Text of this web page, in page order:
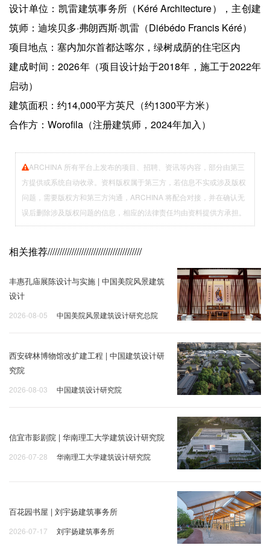
设计单位：凯雷建筑事务所（Kéré Architecture），主创建
筑师：迪埃贝多·弗朗西斯·凯雷（Diébédo Francis Kéré）
项目地点：塞内加尔首都达喀尔，绿树成荫的住宅区内
建成时间：2026年（项目设计始于2018年，施工于2022年
启动）
建筑面积：约14,000平方英尺（约1300平方米）
合作方：Worofila（注册建筑师，2024年加入）
ARCHINA 所有平台上发布的项目、招聘、资讯等内容，部分由第三
方提供或系统自动收录。资料版权属于第三方，若信息不实或涉及版权
问题，需要版权方和第三方沟通，ARCHINA 将配合对接，并在确认无
误后删除涉及版权问题的信息，相应的法律责任均由资料提供方承担。
相关推荐///////////////////////////////////////
丰惠孔庙展陈设计与实施 | 中国美院风景建筑
设计
2026-08-05 中国美院风景建筑设计研究总院
西安碑林博物馆改扩建工程 | 中国建筑设计研
究院
2026-08-03 中国建筑设计研究院
信宜市影剧院 | 华南理工大学建筑设计研究院
2026-07-28 华南理工大学建筑设计研究院
百花园书屋 | 刘宇扬建筑事务所
2026-07-17 刘宇扬建筑事务所